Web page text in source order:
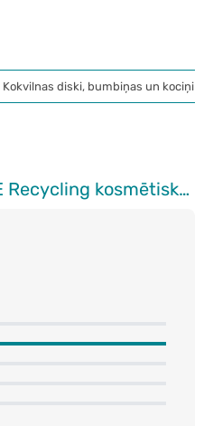
Atsauksmes ALOUETTE Recycling kosmētiskās salvetes, 2 slāņi, 200gab. (dažādas krāsas)
Kokvilnas diski, bumbiņas un kociņi